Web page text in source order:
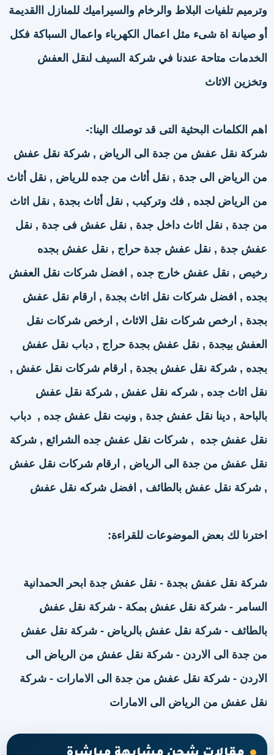
وترميم تلفيات البلاط والرخام والسيراميك للمنازل االقديمة
أو صيانة اة شىء مثل اعمال الكهرباء واعمال السباكة فكل
الخدمات متاحة عندنا في شركة السيف لنقل العفش
وتخزين الاثاث
اهم الكلمات البحثية التى قد توصلك الينا:-
شركة نقل عفش من جدة الى الرياض , شركة نقل عفش
من الرياض الى جدة , نقل أثاث من جده للرياض , نقل أثاث
من الرياض لجده , فك وتركيب , نقل أثاث بجدة , نقل اثاث
من جدة , نقل اثاث داخل جدة , نقل عفش فى جدة , نقل
عفش جدة , نقل عفش جدة حراج , نقل عفش بجده
رخيص , نقل عفش خارج جده , افضل شركات نقل العفش
بجده , افضل شركات نقل اثاث بجدة , ارقام نقل عفش
بجدة , ارخص شركات نقل الاثاث , ارخص شركات نقل
العفش بيجدة , نقل عفش بجدة حراج , دباب نقل عفش
بجده , شركة نقل عفش بجدة , ارقام شركات نقل عفش ,
نقل اثاث جده , شركه نقل عفش , شركة نقل عفش
بالباحة , دينا نقل عفش جدة , ونيت نقل عفش جده , دباب
نقل عفش جده , شركات نقل عفش جده الشرائع , شركة
نقل عفش من جدة الى الرياض , ارقام شركات نقل عفش
, شركة نقل عفش بالطائف , افضل شركه نقل عفش
اخترنا لك بعض الموضوعات للقراءة:
شركة نقل عفش بجدة - نقل عفش جدة ابحر الحمدانية
السامر - شركة نقل عفش بمكة - شركة نقل عفش
بالطائف - شركة نقل عفش بالرياض - شركة نقل عفش
من جدة الى الاردن - شركة نقل عفش من الرياض الى
الاردن - شركة نقل عفش من جدة الى الامارات - شركة
نقل عفش من الرياض الى الامارات